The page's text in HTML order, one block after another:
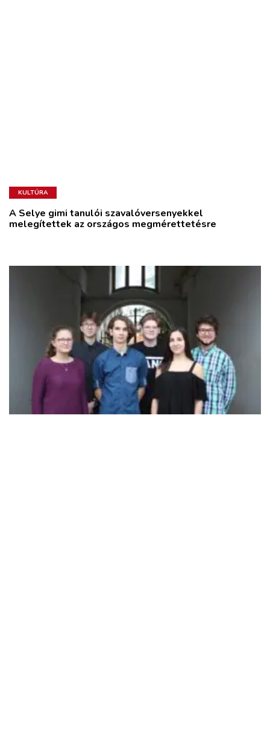
KULTÚRA
A Selye gimi tanulói szavalóversenyekkel
melegítettek az országos megmérettetésre